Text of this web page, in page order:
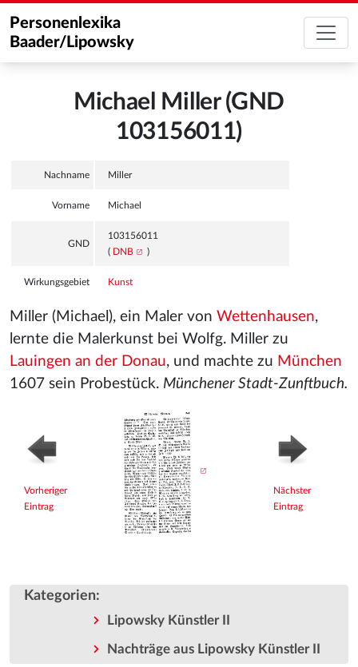
Personenlexika
Baader/Lipowsky
Michael Miller (GND
103156011)
Nachname Miller
Vorname Michael
GND
103156011
( DNB )
Wirkungsgebiet Kunst
Miller (Michael), ein Maler von Wettenhausen,
lernte die Malerkunst bei Wolfg. Miller zu
Lauingen an der Donau, und machte zu München
1607 sein Probestück. Münchener Stadt-Zunftbuch.
Vorheriger
Eintrag
Nächster
Eintrag
Kategorien:
Lipowsky Künstler II
Nachträge aus Lipowsky Künstler II